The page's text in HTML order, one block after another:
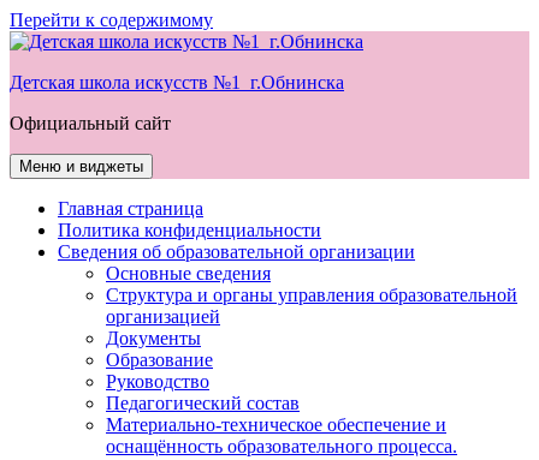
Перейти к содержимому
Детская школа искусств №1 г.Обнинска
Официальный сайт
Меню и виджеты
Главная страница
Политика конфиденциальности
Сведения об образовательной организации
Основные сведения
Структура и органы управления образовательной
организацией
Документы
Образование
Руководство
Педагогический состав
Материально-техническое обеспечение и
оснащённость образовательного процесса.